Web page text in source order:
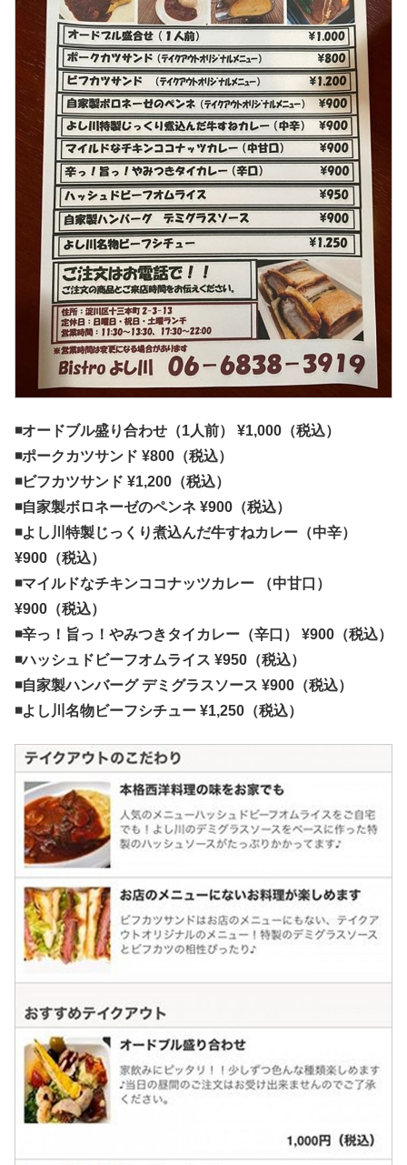
◾️オードブル盛り合わせ（1人前） ¥1,000（税込）
◾️ポークカツサンド ¥800（税込）
◾️ビフカツサンド ¥1,200（税込）
◾️自家製ボロネーゼのペンネ ¥900（税込）
◾️よし川特製じっくり煮込んだ牛すねカレー（中辛）
¥900（税込）
◾️マイルドなチキンココナッツカレー （中甘口）
¥900（税込）
◾️辛っ！旨っ！やみつきタイカレー（辛口） ¥900（税込）
◾️ハッシュドビーフオムライス ¥950（税込）
◾️自家製ハンバーグ デミグラスソース ¥900（税込）
◾️よし川名物ビーフシチュー ¥1,250（税込）